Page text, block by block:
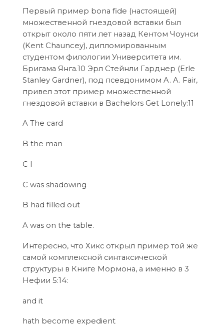
Первый пример bona fide (настоящей)
множественной гнездовой вставки был
открыт около пяти лет назад Кентом Чоунси
(Kent Chauncey), дипломированным
студентом филологии Университета им.
Бригама Янга.10 Эрл Стейнли Гарднер (Erle
Stanley Gardner), под псевдонимом A. A. Fair,
привел этот пример множественной
гнездовой вставки в Bachelors Get Lonely:11
A The card
B the man
C I
C was shadowing
B had filled out
A was on the table.
Интересно, что Хикс открыл пример той же
самой комплексной синтаксической
структуры в Книге Мормона, а именно в 3
Нефии 5:14:
and it
hath become expedient